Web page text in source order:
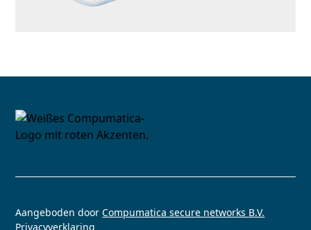
Aangeboden doorCompumatica secure networks B.V.
Privacyverklaring